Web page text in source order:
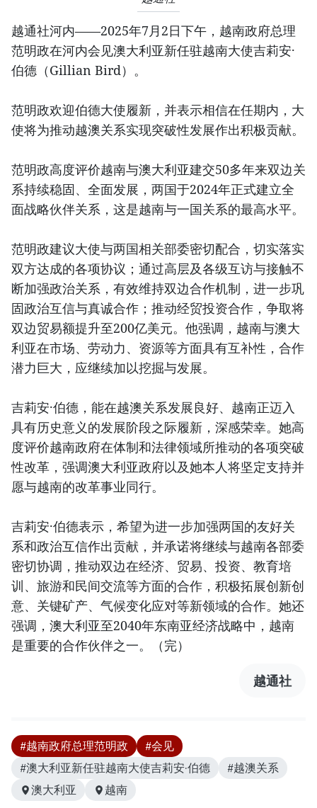
越通社河内——2025年7月2日下午，越南政府总理
范明政在河内会见澳大利亚新任驻越南大使吉莉安·
伯德（Gillian Bird）。
范明政欢迎伯德大使履新，并表示相信在任期内，大
使将为推动越澳关系实现突破性发展作出积极贡献。
范明政高度评价越南与澳大利亚建交50多年来双边关
系持续稳固、全面发展，两国于2024年正式建立全
面战略伙伴关系，这是越南与一国关系的最高水平。
范明政建议大使与两国相关部委密切配合，切实落实
双方达成的各项协议；通过高层及各级互访与接触不
断加强政治关系，有效维持双边合作机制，进一步巩
固政治互信与真诚合作；推动经贸投资合作，争取将
双边贸易额提升至200亿美元。他强调，越南与澳大
利亚在市场、劳动力、资源等方面具有互补性，合作
潜力巨大，应继续加以挖掘与发展。
吉莉安·伯德，能在越澳关系发展良好、越南正迈入
具有历史意义的发展阶段之际履新，深感荣幸。她高
度评价越南政府在体制和法律领域所推动的各项突破
性改革，强调澳大利亚政府以及她本人将坚定支持并
愿与越南的改革事业同行。
吉莉安·伯德表示，希望为进一步加强两国的友好关
系和政治互信作出贡献，并承诺将继续与越南各部委
密切协调，推动双边在经济、贸易、投资、教育培
训、旅游和民间交流等方面的合作，积极拓展创新创
意、关键矿产、气候变化应对等新领域的合作。她还
强调，澳大利亚至2040年东南亚经济战略中，越南
是重要的合作伙伴之一。（完）
越通社
#越南政府总理范明政
#会见
#澳大利亚新任驻越南大使吉莉安·伯德
#越澳关系
澳大利亚
越南